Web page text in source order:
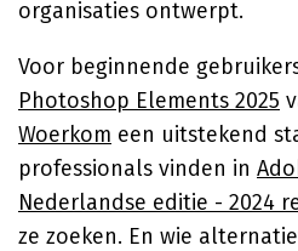
organisaties ontwerpt.
Voor beginnende
Photoshop Elements 2025
Woerkom een uitstekend
professionals vinden in
Nederlandse editie - 2024
ze zoeken. En wie